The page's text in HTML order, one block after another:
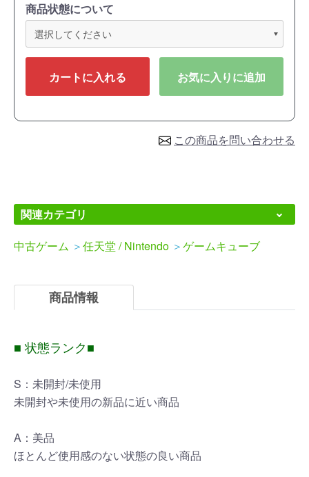
商品状態について
カートに入れる お気に入りに追加
この商品を問い合わせる
関連カテゴリ
中古ゲーム ＞任天堂 / Nintendo ＞ゲームキューブ
商品情報
■ 状態ランク■
S：未開封/未使用
未開封や未使用の新品に近い商品
A：美品
ほとんど使用感のない状態の良い商品